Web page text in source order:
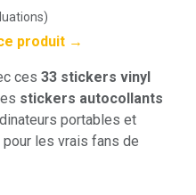
produit →
ces 33 stickers vinyl
stickers autocollants
portables et
les vrais fans de